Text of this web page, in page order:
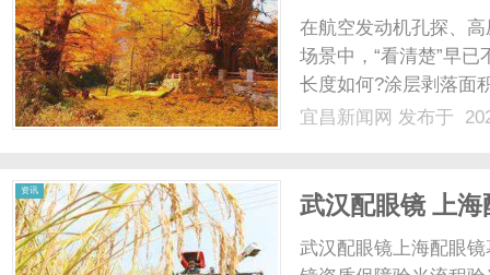
检测
在航空发动机孔探、
场景中，“看清楚”早
长度如何?涂层剥落面
业内窥镜从“可视辅助
宜昌新闻网 发布于
资讯
武汉配眼镜 上海
武汉配眼镜上海配眼